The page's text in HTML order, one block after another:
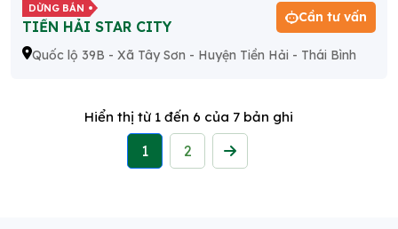
DỪNG BÁN
TIỀN HẢI STAR CITY
Cần tư vấn
Quốc lộ 39B - Xã Tây Sơn - Huyện Tiền Hải - Thái Bình
Hiển thị từ 1đến 6 của 7 bản ghi
1
2
Next